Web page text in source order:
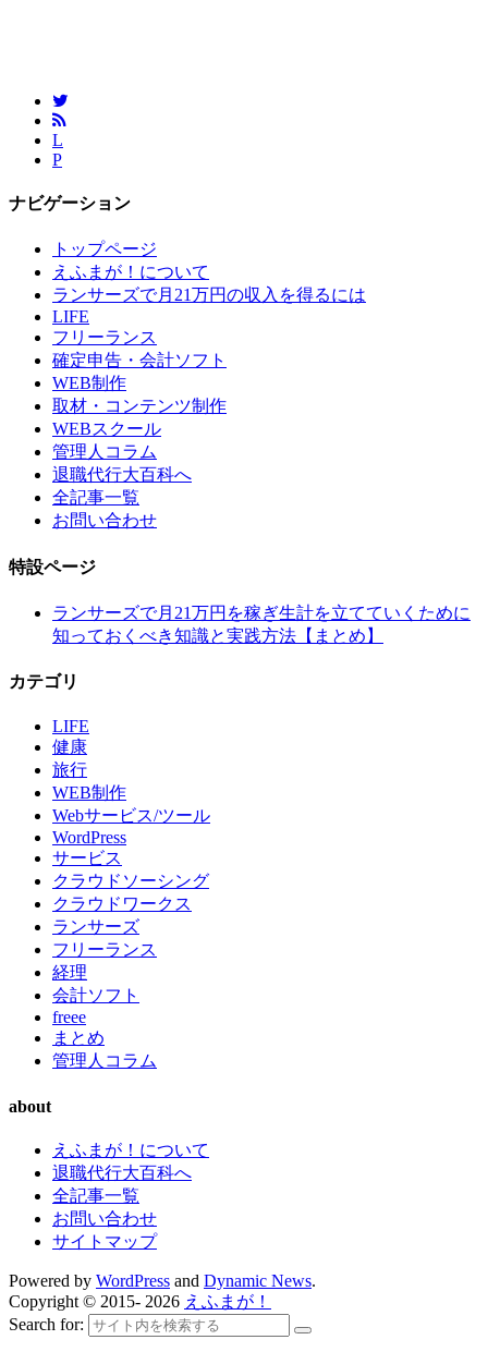
L
P
ナビゲーション
トップページ
えふまが！について
ランサーズで月21万円の収入を得るには
LIFE
フリーランス
確定申告・会計ソフト
WEB制作
取材・コンテンツ制作
WEBスクール
管理人コラム
退職代行大百科へ
全記事一覧
お問い合わせ
特設ページ
ランサーズで月21万円を稼ぎ生計を立てていくために
知っておくべき知識と実践方法【まとめ】
カテゴリ
LIFE
健康
旅行
WEB制作
Webサービス/ツール
WordPress
サービス
クラウドソーシング
クラウドワークス
ランサーズ
フリーランス
経理
会計ソフト
freee
まとめ
管理人コラム
about
えふまが！について
退職代行大百科へ
全記事一覧
お問い合わせ
サイトマップ
Powered by WordPress and Dynamic News.
Copyright © 2015- 2026 えふまが！
Search for: